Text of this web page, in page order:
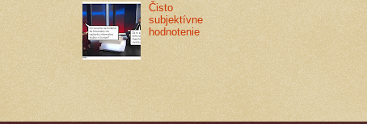
Čisto
subjektívne
hodnotenie